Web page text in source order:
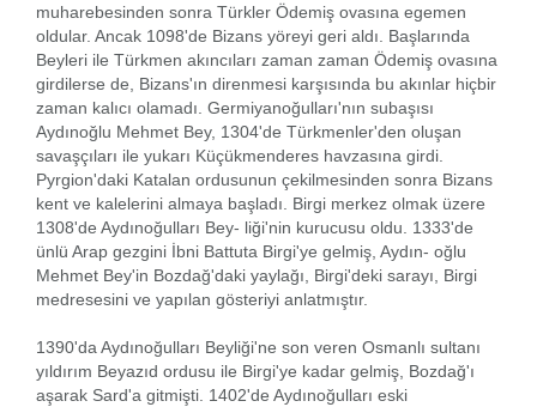
muharebesinden sonra Türkler Ödemiş ovasına egemen
oldular. Ancak 1098'de Bizans yöreyi geri aldı. Başlarında
Beyleri ile Türkmen akıncıları zaman zaman Ödemiş ovasına
girdilerse de, Bizans'ın direnmesi karşısında bu akınlar hiçbir
zaman kalıcı olamadı. Germiyanoğulları'nın subaşısı
Aydınoğlu Mehmet Bey, 1304'de Türkmenler'den oluşan
savaşçıları ile yukarı Küçükmenderes havzasına girdi.
Pyrgion'daki Katalan ordusunun çekilmesinden sonra Bizans
kent ve kalelerini almaya başladı. Birgi merkez olmak üzere
1308'de Aydınoğulları Bey- liği'nin kurucusu oldu. 1333'de
ünlü Arap gezgini İbni Battuta Birgi'ye gelmiş, Aydın- oğlu
Mehmet Bey'in Bozdağ'daki yaylağı, Birgi'deki sarayı, Birgi
medresesini ve yapılan gösteriyi anlatmıştır.
1390'da Aydınoğulları Beyliği'ne son veren Osmanlı sultanı
yıldırım Beyazıd ordusu ile Birgi'ye kadar gelmiş, Bozdağ'ı
aşarak Sard'a gitmişti. 1402'de Aydınoğulları eski